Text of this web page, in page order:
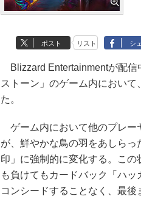
ポスト リスト シ
Blizzard Entertainmentが配信
ストーン」のゲーム内におい
た。
ゲーム内において他のプレー
が、鮮やかな鳥の羽をあしら
印」に強制的に変化する。こ
も負けてもカードバック「ハ
コンシードすることなく、最